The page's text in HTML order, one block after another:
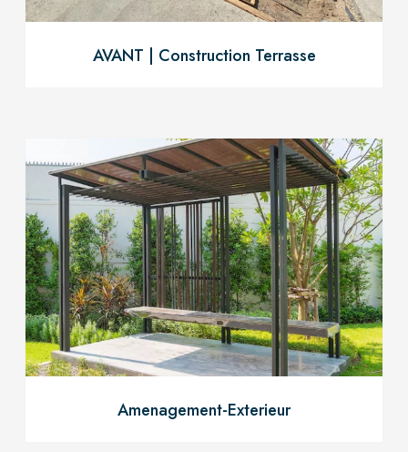
AVANT | Construction Terrasse
Amenagement-Exterieur